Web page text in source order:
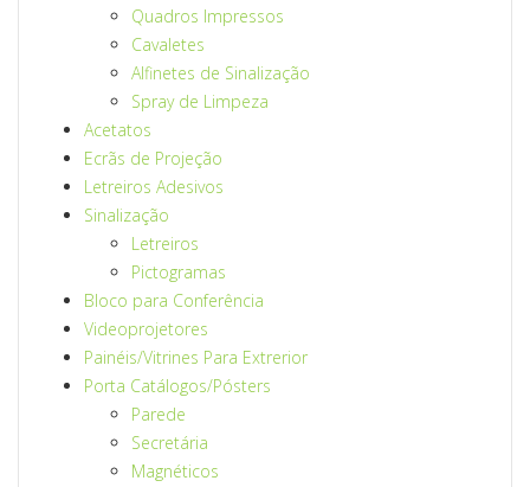
Quadros Impressos
Cavaletes
Alfinetes de Sinalização
Spray de Limpeza
Acetatos
Ecrãs de Projeção
Letreiros Adesivos
Sinalização
Letreiros
Pictogramas
Bloco para Conferência
Videoprojetores
Painéis/Vitrines Para Extrerior
Porta Catálogos/Pósters
Parede
Secretária
Magnéticos